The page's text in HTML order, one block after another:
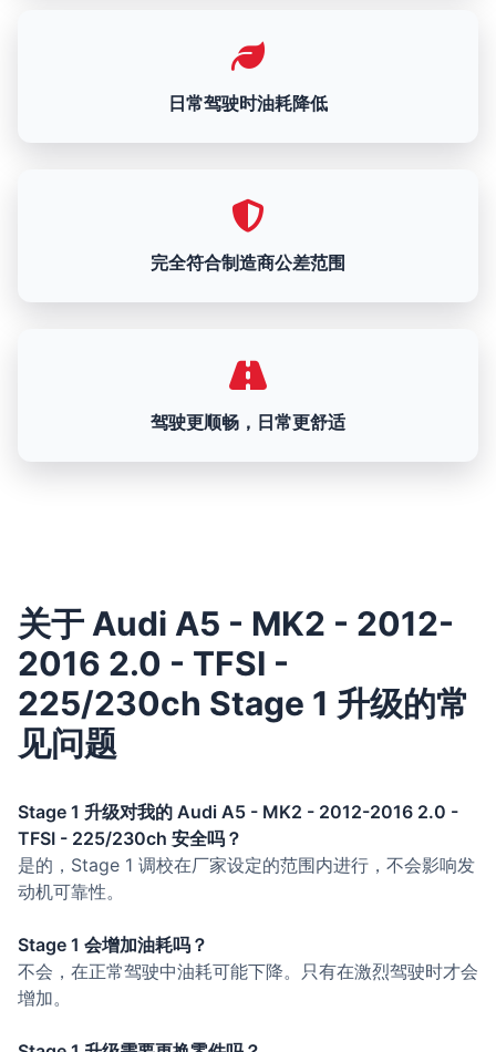
日常驾驶时油耗降低
完全符合制造商公差范围
驾驶更顺畅，日常更舒适
关于 Audi A5 - MK2 - 2012-
2016 2.0 - TFSI -
225/230ch Stage 1 升级的常
见问题
Stage 1 升级对我的 Audi A5 - MK2 - 2012-2016 2.0 -
TFSI - 225/230ch 安全吗？
是的，Stage 1 调校在厂家设定的范围内进行，不会影响发
动机可靠性。
Stage 1 会增加油耗吗？
不会，在正常驾驶中油耗可能下降。只有在激烈驾驶时才会
增加。